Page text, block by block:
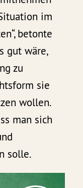
im
betonte
gut wäre,
zu
sie
wollen.
man sich
solle.